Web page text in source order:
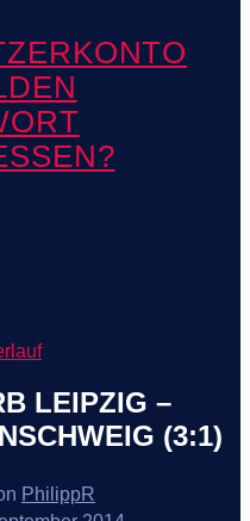
LEIPZIG –
(3:1)
PhilippR